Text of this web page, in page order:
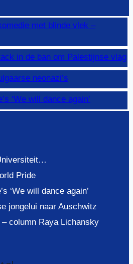
met blinde vlek –
in de ban om Palestijnse vlag
neonazi’s
‘We will dance again’
Pride
‘We will dance again’
jongelui naar Auschwitz
column Raya Lichansky